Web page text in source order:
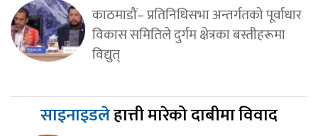
काठमाडौं– प्रतिनिधिसभा अन्तर्गतको पूर्वाधार
विकास समितिले दुर्गम क्षेत्रका बस्तीहरूमा
विद्युत्
साइनाइडलेहात्ती मारेको दाबीमा विवाद